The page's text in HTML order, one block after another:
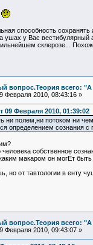
способность
ушах у Вас вестибулярный
склерозе...
вопрос.Теория всего:
Февраля 2010, 08:43:16 »
09 Февраля 2010, 01:39:02
ни полем,ни потоком ни
определением сознания
человека собственное
макаром он могЁт
но от тавтологии в енту
вопрос.Теория всего:
Февраля 2010, 09:43:07 »